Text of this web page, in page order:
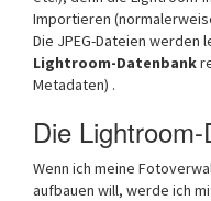
Importieren
Die JPEG-Dateien werden
Lightroom-Datenbank
Metadaten) .
Die
Wenn ich meine
aufbauen will, werde ich